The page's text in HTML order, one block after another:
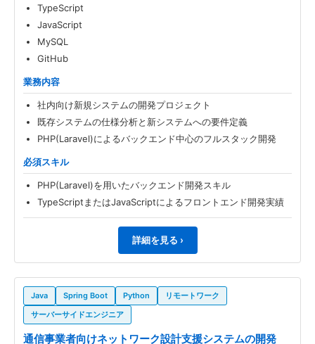
TypeScript
JavaScript
MySQL
GitHub
業務内容
社内向け新規システムの開発プロジェクト
既存システムの仕様分析と新システムへの要件定義
PHP(Laravel)によるバックエンド中心のフルスタック開発
必須スキル
PHP(Laravel)を用いたバックエンド開発スキル
TypeScriptまたはJavaScriptによるフロントエンド開発実績
詳細を見る ›
Java Spring Boot Python
リモートワーク
サーバーサイドエンジニア
通信事業者向けネットワーク設計支援システムの開発